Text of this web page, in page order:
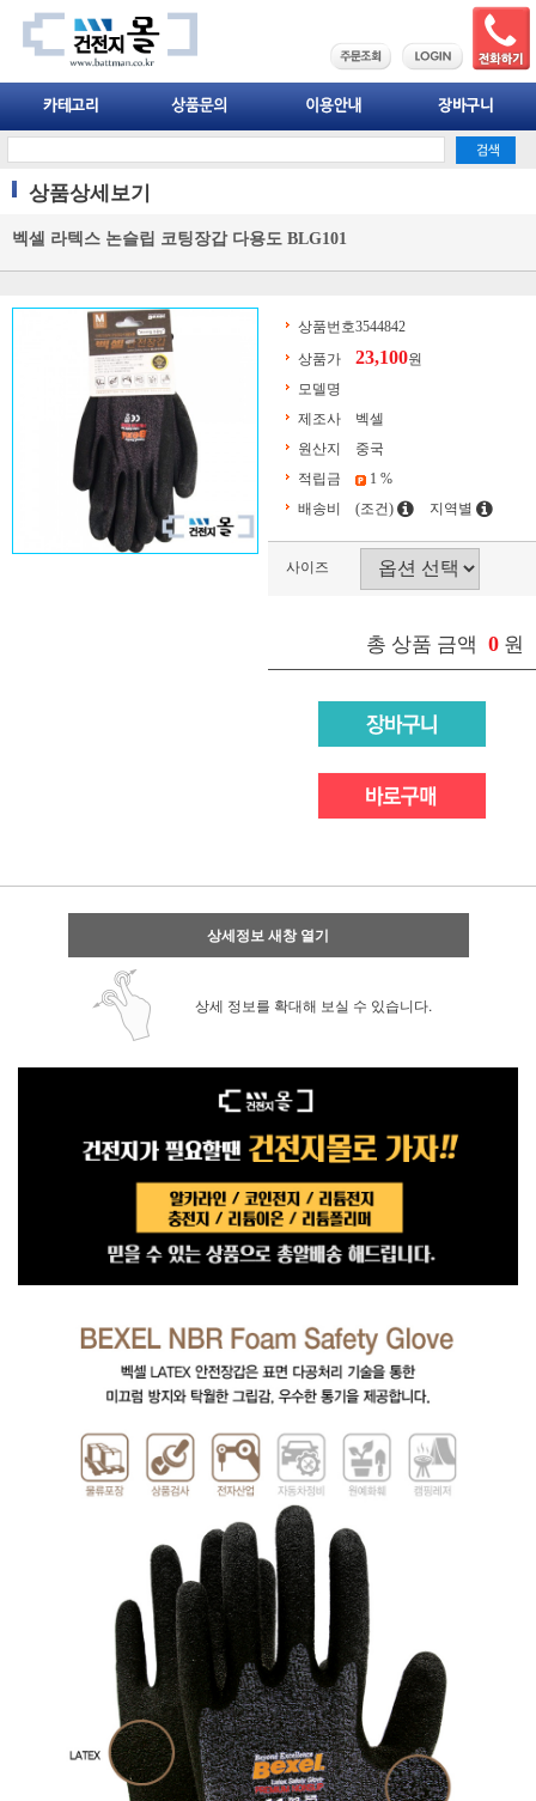
상품상세보기
벡셀 라텍스 논슬립 코팅장갑 다용도 BLG101
상품번호3544842
상품가
23,100원
모델명
제조사
벡셀
원산지
중국
적립금
1 %
배송비
(조건) 지역별
사이즈
총 상품 금액 0 원
상세정보 새창 열기
상세 정보를 확대해 보실 수 있습니다.